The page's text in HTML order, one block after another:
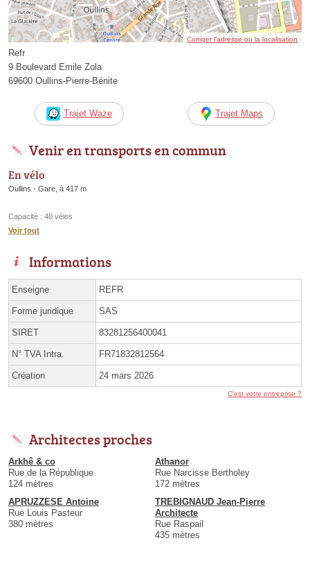
Corriger l’adresse ou la localisation
Refr
9 Boulevard Emile Zola
69600 Oullins-Pierre-Bénite
Trajet Waze Trajet Maps
Venir en transports en commun
En vélo
Oullins - Gare, à 417 m
Capacité : 40 vélos
Voir tout
Informations
Enseigne REFR
Forme juridique SAS
SIRET 83281256400041
N° TVA Intra. FR71832812564
Création 24 mars 2026
C'est votre entreprise ?
Architectes proches
Arkhê & co
Rue de la République
124 mètres
Athanor
Rue Narcisse Bertholey
172 mètres
APRUZZESE Antoine
Rue Louis Pasteur
380 mètres
TREBIGNAUD Jean-Pierre
Architecte
Rue Raspail
435 mètres